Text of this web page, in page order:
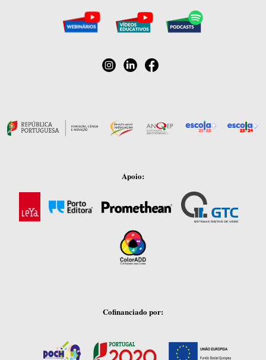
Apoio:
Cofinanciado por: